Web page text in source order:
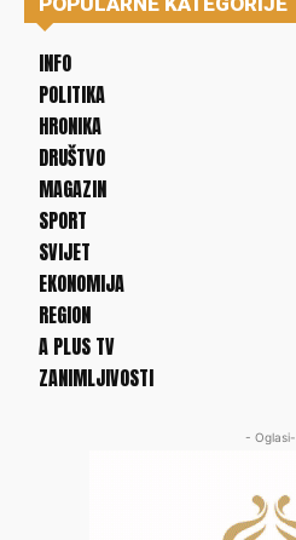
INFO
POLITIKA
HRONIKA
DRUŠTVO
MAGAZIN
SPORT
SVIJET
EKONOMIJA
REGION
A PLUS TV
ZANIMLJIVOSTI
- Oglasi-